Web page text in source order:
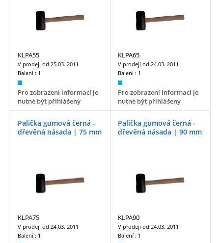
KLPA55
V prodeji od 25.03. 2011
Balení : 1
Pro zobrazení informací je
nutné být přihlášený
KLPA65
V prodeji od 24.03. 2011
Balení : 1
Pro zobrazení informací je
nutné být přihlášený
Palička gumová černá -
dřevěná násada | 75 mm
KLPA75
V prodeji od 24.03. 2011
Balení : 1
Palička gumová černá -
dřevěná násada | 90 mm
KLPA90
V prodeji od 24.03. 2011
Balení : 1